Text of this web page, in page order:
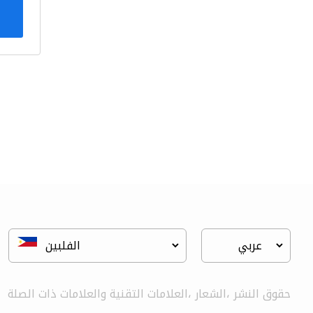
حقوق النشر ،الشعار ،العلامات التقنية والعلامات ذات الصلة